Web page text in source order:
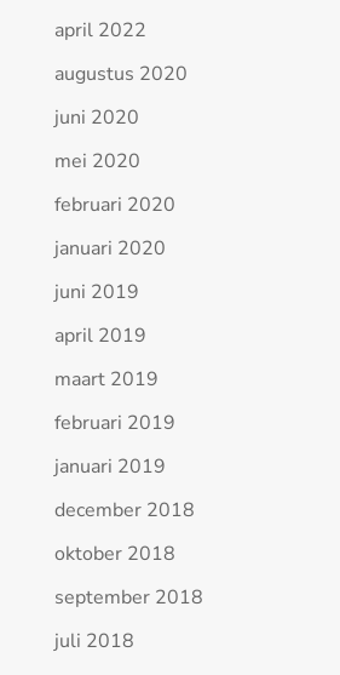
april 2022
augustus 2020
juni 2020
mei 2020
februari 2020
januari 2020
juni 2019
april 2019
maart 2019
februari 2019
januari 2019
december 2018
oktober 2018
september 2018
juli 2018